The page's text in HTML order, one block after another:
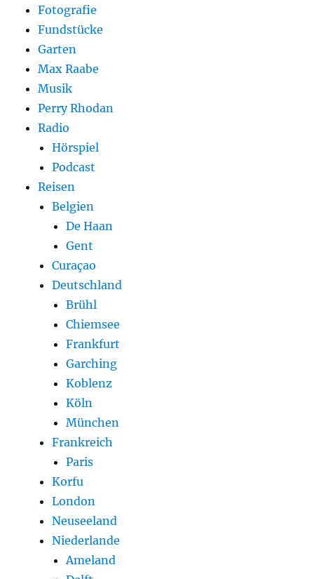
Fotografie
Fundstücke
Garten
Max Raabe
Musik
Perry Rhodan
Radio
Hörspiel
Podcast
Reisen
Belgien
De Haan
Gent
Curaçao
Deutschland
Brühl
Chiemsee
Frankfurt
Garching
Koblenz
Köln
München
Frankreich
Paris
Korfu
London
Neuseeland
Niederlande
Ameland